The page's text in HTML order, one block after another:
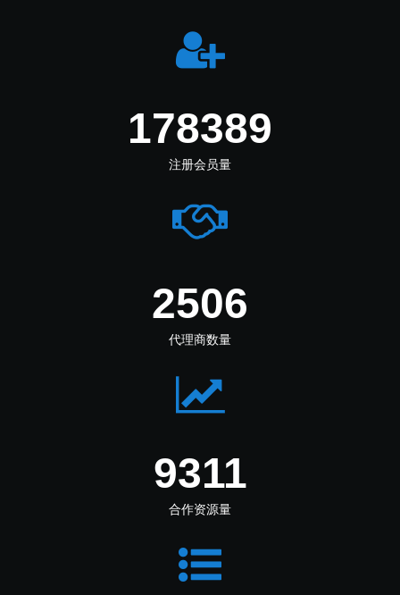
226416
注册会员量
3180
代理商数量
11818
合作资源量